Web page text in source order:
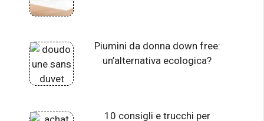
Piumini da donna down free:
un’alternativa ecologica?
10 consigli e trucchi per